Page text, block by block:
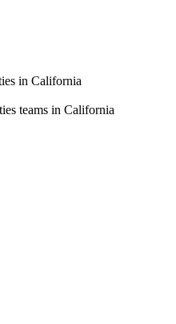
in California
teams in California